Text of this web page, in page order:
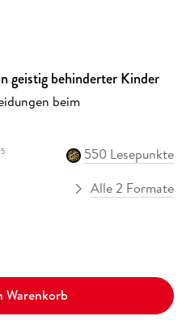
geistig behinderter Kinder
beim
550 Lesepunkte
Alle 2 Formate
Warenkorb